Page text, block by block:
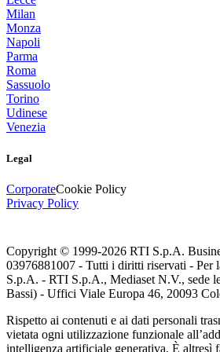
Milan
Monza
Napoli
Parma
Roma
Sassuolo
Torino
Udinese
Venezia
Legal
CorporateCookie Policy
Privacy Policy
Copyright © 1999-2026 RTI S.p.A.
03976881007 - Tutti i diritti riservati - Per
S.p.A. - RTI S.p.A., Mediaset N.V., sede
Bassi) - Uffici Viale Europa 46, 20093
Rispetto ai contenuti e ai dati personali
vietata ogni utilizzazione funzionale
intelligenza artificiale generativa. È altresì